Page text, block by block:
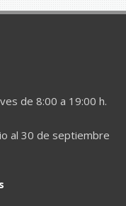
de 8:00 a 19:00 h.
al 30 de septiembre